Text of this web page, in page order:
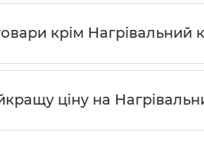
крім Нагрівальний
ціну на